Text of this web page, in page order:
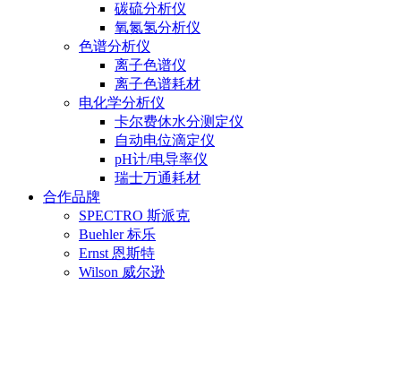
碳硫分析仪
氧氮氢分析仪
色谱分析仪
离子色谱仪
离子色谱耗材
电化学分析仪
卡尔费休水分测定仪
自动电位滴定仪
pH计/电导率仪
瑞士万通耗材
合作品牌
SPECTRO 斯派克
Buehler 标乐
Ernst 恩斯特
Wilson 威尔逊